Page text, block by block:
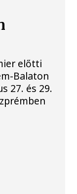
előtti
Balaton
27. és 29.